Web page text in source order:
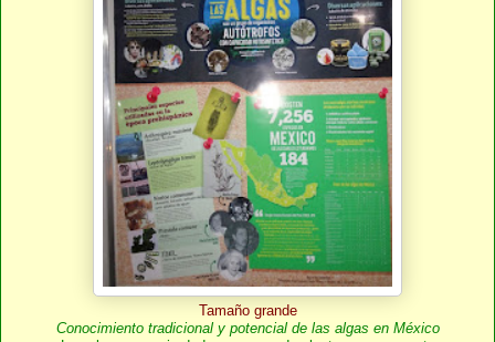
Tamaño grande
Conocimiento tradicional y potencial de las algas en México